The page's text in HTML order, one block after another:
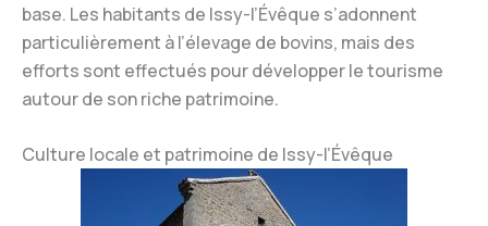
base. Les habitants de Issy-l’Évêque s’adonnent
particulièrement à l’élevage de bovins, mais des
efforts sont effectués pour développer le tourisme
autour de son riche patrimoine.
Culture locale et patrimoine de Issy-l’Évêque